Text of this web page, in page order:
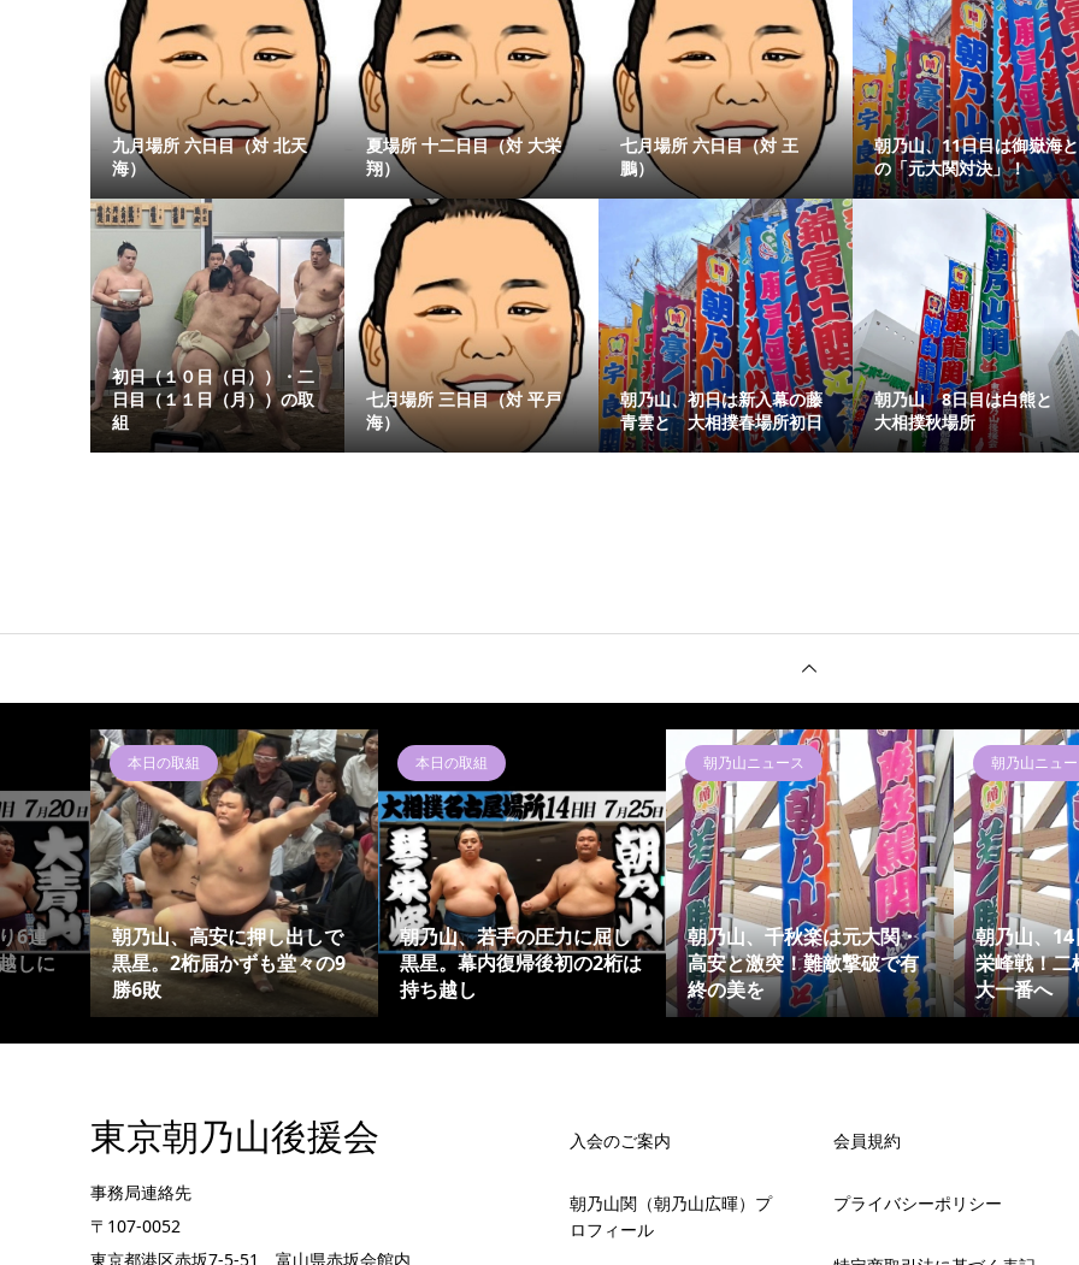
九月場所 六日目（対 北天
海）
夏場所 十二日目（対 大栄
翔）
七月場所 六日目（対 王
鵬）
朝乃山、11日目は御嶽海と
の「元大関対決」！
初日（１０日（日））・二
日目（１１日（月））の取
組
七月場所 三日目（対 平戸
海）
朝乃山、初日は新入幕の藤
青雲と 大相撲春場所初日
朝乃山 8日目は白熊と
大相撲秋場所
6連
しに
本日の取組
朝乃山、高安に押し出しで
黒星。2桁届かずも堂々の9
勝6敗
本日の取組
朝乃山、若手の圧力に屈し
黒星。幕内復帰後初の2桁は
持ち越し
朝乃山ニュース
朝乃山、千秋楽は元大関・
高安と激突！難敵撃破で有
終の美を
朝乃山ニュ
朝乃山、
栄峰戦！二
大一番へ
東京朝乃山後援会
事務局連絡先
〒107-0052
東京都港区赤坂7-5-51 富山県赤坂会館内
入会のご案内
朝乃山関（朝乃山広暉）プ
ロフィール
会員規約
プライバシーポリシー